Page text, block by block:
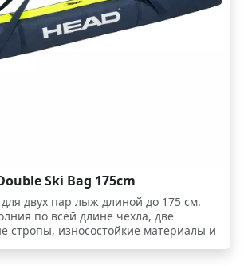
Ski Bag 175cm
двух пар лыж длиной до 175 см.
по всей длине чехла, две
стропы, износостойкие материалы и